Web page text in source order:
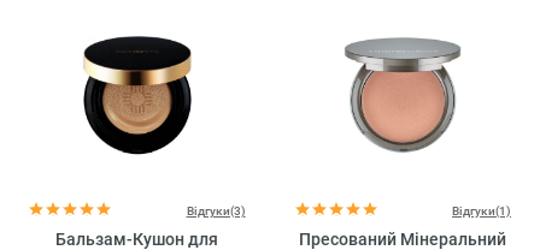
Відгуки(3)
Бальзам-Кушон для
Відгуки(1)
Пресований Мінеральний